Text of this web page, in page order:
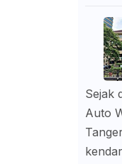
Sejak
Auto